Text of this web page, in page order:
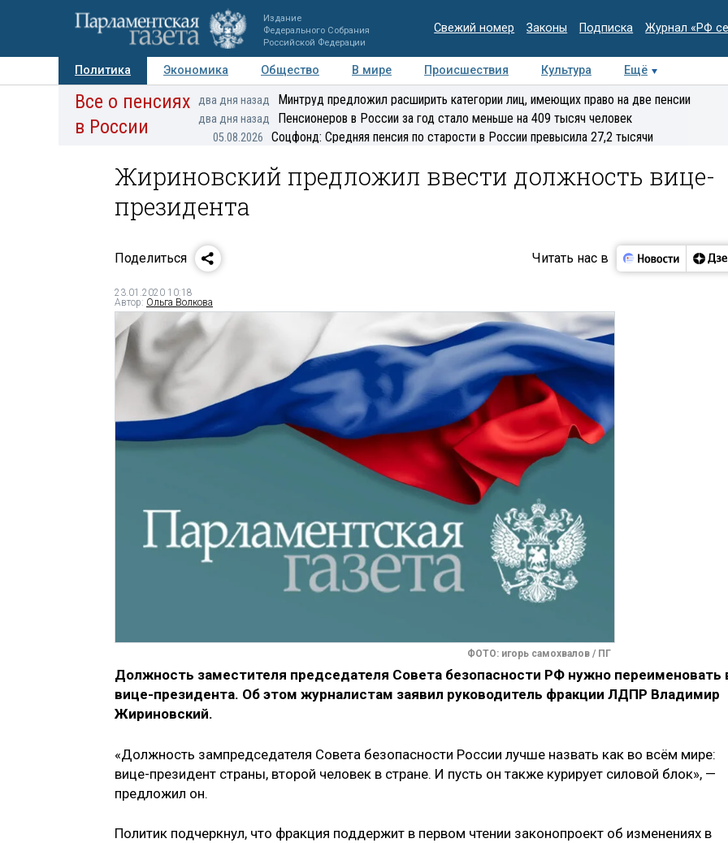
Издание
Федерального Собрания
Российской Федерации
Свежий номер Законы Подписка Журнал «РФ
Политика Экономика Общество В мире Происшествия Культура
Ещё
Авторы Персоны Мнения Регионы Медиацентр Интервью Колумнисты
Все о пенсиях
в России
два дня назад Минтруд предложил расширить категории лиц, имеющих право на две пенсии
два дня назад Пенсионеров в России за год стало меньше на 409 тысяч человек
05.08.2026 Соцфонд: Средняя пенсия по старости в России превысила 27,2 тысячи
Жириновский предложил ввести должность вице-
президента
Поделиться Читать нас в
23.01.2020 10:18
Автор: Ольга Волкова
ФОТО: игорь самохвалов / ПГ
Должность заместителя председателя Совета безопасности РФ нужно переименовать
вице-президента. Об этом журналистам заявил руководитель фракции ЛДПР Владимир
Жириновский.
«Должность зампредседателя Совета безопасности России лучше назвать как во всём мире:
вице-президент страны, второй человек в стране. И пусть он также курирует силовой блок», —
предложил он.
Политик подчеркнул, что фракция поддержит в первом чтении законопроект об изменениях в